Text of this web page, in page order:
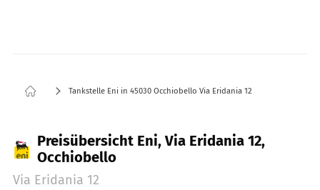
Tankstelle Eni in 45030 Occhiobello Via Eridania 12
Preisübersicht Eni, Via Eridania 12,
Occhiobello
Via Eridania 12